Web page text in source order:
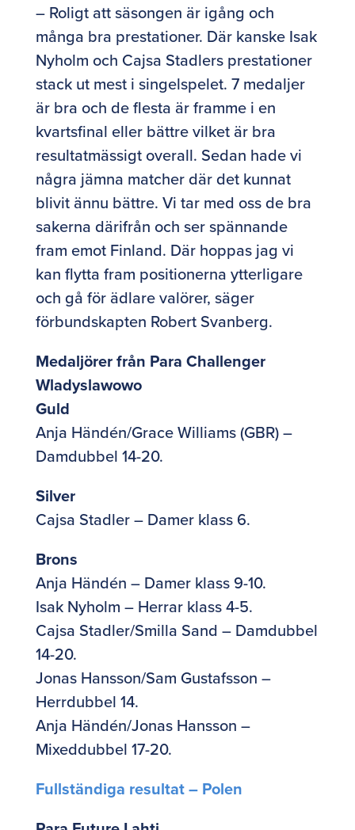
– Roligt att säsongen är igång och
många bra prestationer. Där kanske Isak
Nyholm och Cajsa Stadlers prestationer
stack ut mest i singelspelet. 7 medaljer
är bra och de flesta är framme i en
kvartsfinal eller bättre vilket är bra
resultatmässigt overall. Sedan hade vi
några jämna matcher där det kunnat
blivit ännu bättre. Vi tar med oss de bra
sakerna därifrån och ser spännande
fram emot Finland. Där hoppas jag vi
kan flytta fram positionerna ytterligare
och gå för ädlare valörer, säger
förbundskapten Robert Svanberg.
Medaljörer från Para Challenger
Wladyslawowo
Guld
Anja Händén/Grace Williams (GBR) –
Damdubbel 14-20.
Silver
Cajsa Stadler – Damer klass 6.
Brons
Anja Händén – Damer klass 9-10.
Isak Nyholm – Herrar klass 4-5.
Cajsa Stadler/Smilla Sand – Damdubbel
14-20.
Jonas Hansson/Sam Gustafsson –
Herrdubbel 14.
Anja Händén/Jonas Hansson –
Mixeddubbel 17-20.
Fullständiga resultat – Polen